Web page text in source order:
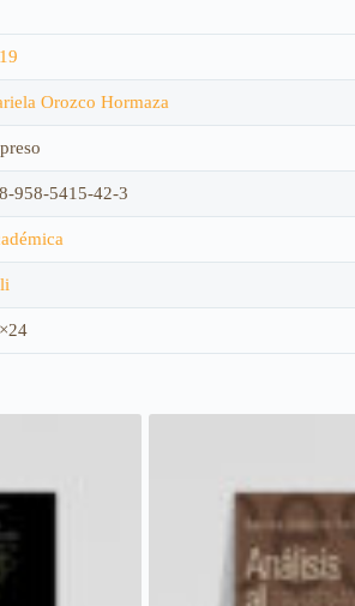
Orozco Hormaza
958-5415-42-3